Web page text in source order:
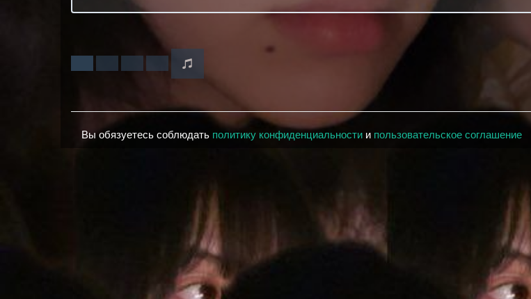
Вы обязуетесь соблюдать политику конфиденциальности и пользовательское соглашение